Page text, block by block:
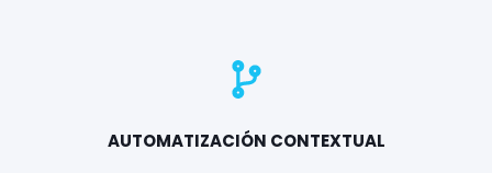
AUTOMATIZACIÓN CONTEXTUAL